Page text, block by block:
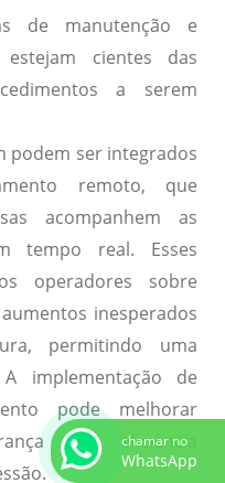
de manutenção e
cientes das
a serem
podem ser integrados
remoto, que
acompanhem as
tempo real. Esses
operadores sobre
inesperados
permitindo uma
implementação de
pode melhorar
e a eficiência
chamar no
WhatsApp